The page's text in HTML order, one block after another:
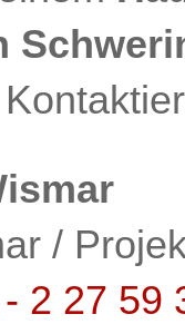
/
2 27 59